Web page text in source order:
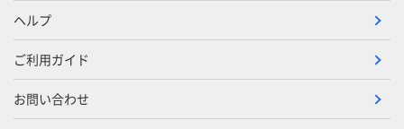
ヘルプ
ご利用ガイド
お問い合わせ